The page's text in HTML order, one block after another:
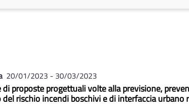
20/01/2023 - 30/03/2023
di proposte progettuali volte alla previsione,
rischio incendi boschivi e di interfaccia urbano